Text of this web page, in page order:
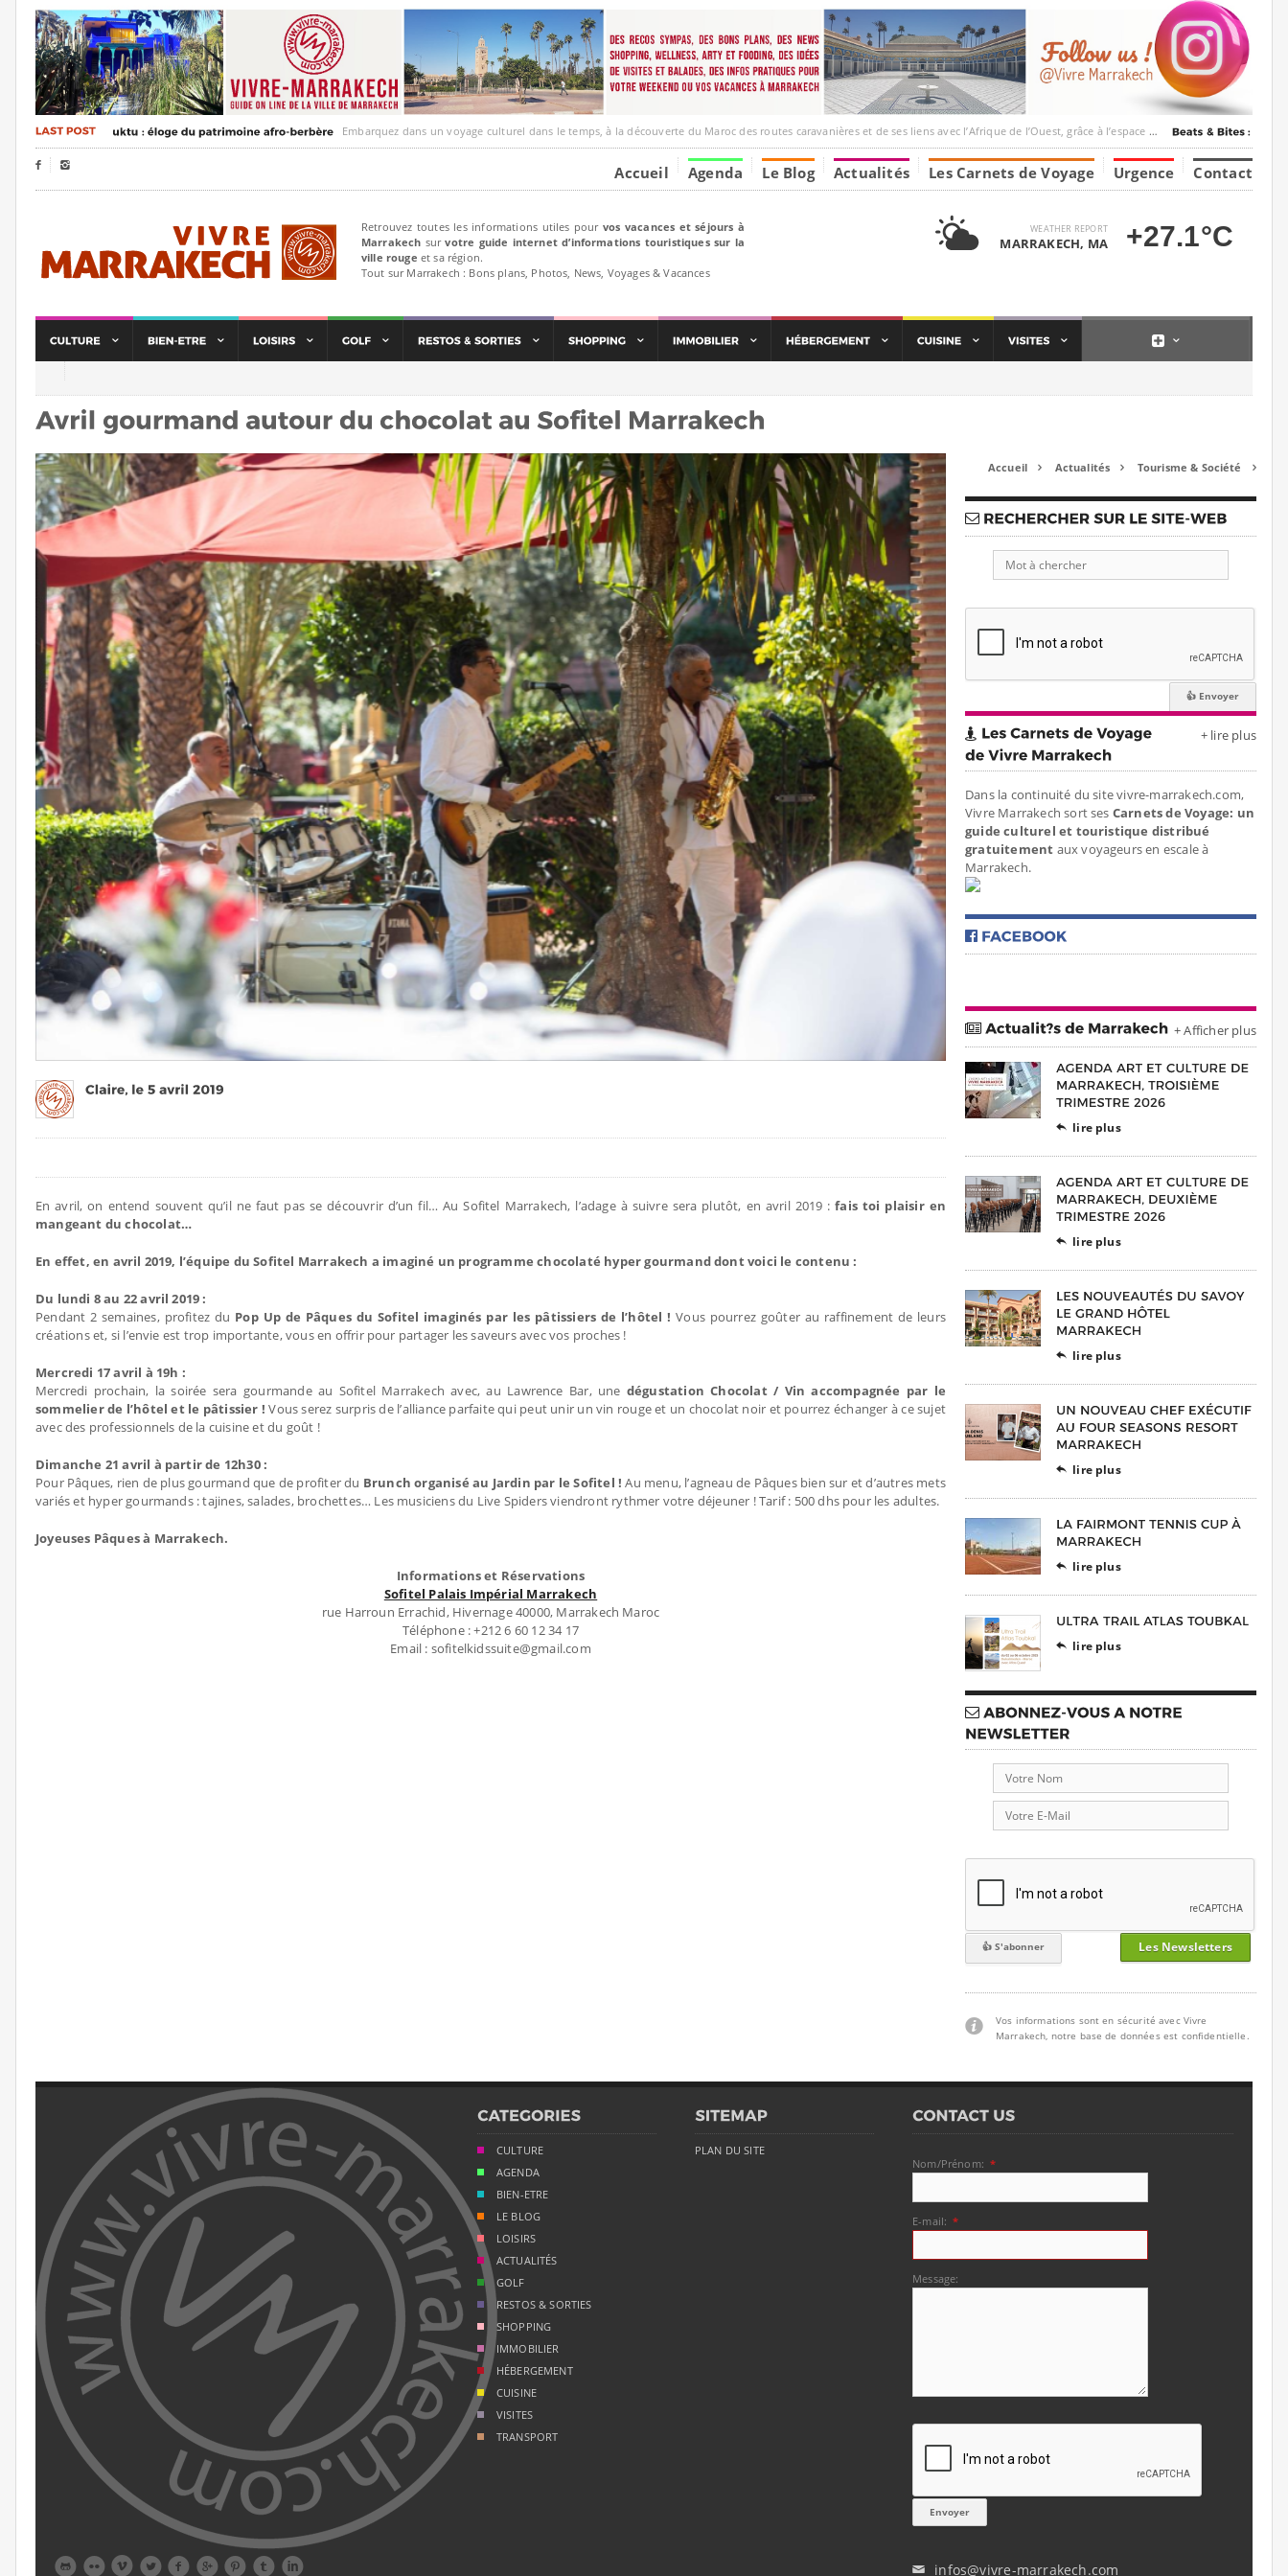
Embarquez dans un voyage culturel dans le temps, à la découverte du Maroc des routes caravanières et de ses liens avec l’Afrique de l’Ouest, grâce à l’espace Marrakesh-Tumbuktu.
  Accueil Agenda Le Blog Actualités Les Carnets de Voyage Urgence Contact
Retrouvez toutes les informations utiles pour vos vacances et séjours à
Marrakech survotre guide internet d’informations touristiques sur la
ville rouge et sa région.
Tout sur Marrakech : Bons plans, Photos, News, Voyages & Vacances
WEATHER REPORT
MARRAKECH, MA +27.1°C
En avril, on entend souvent qu’il ne faut pas se découvrir d’un fil… Au Sofitel Marrakech, l’adage à suivre sera plutôt, en avril 2019 :fais toi plaisir en
mangeant du chocolat…
En effet, en avril 2019, l’équipe du Sofitel Marrakech a imaginé un programme chocolaté hyper gourmand dont voici le contenu :
Du lundi 8 au 22 avril 2019 :
Pendant 2 semaines, profitez du Pop Up de Pâques du Sofitel imaginés par les pâtissiers de l’hôtel !Vous pourrez goûter au raffinement de leurs
créations et, si l’envie est trop importante, vous en offrir pour partager les saveurs avec vos proches !
Mercredi 17 avril à 19h :
Mercredi prochain, la soirée sera gourmande au Sofitel Marrakech avec, au Lawrence Bar, une dégustation Chocolat / Vin accompagnée par le
sommelier de l’hôtel et le pâtissier ! Vous serez surpris de l’alliance parfaite qui peut unir un vin rouge et un chocolat noir et pourrez échanger à ce sujet
avec des professionnels de la cuisine et du goût !
Dimanche 21 avril à partir de 12h30 :
Pour Pâques, rien de plus gourmand que de profiter du Brunch organisé au Jardin par le Sofitel !Au menu, l’agneau de Pâques bien sur et d’autres mets
variés et hyper gourmands : tajines, salades, brochettes… Les musiciens du Live Spiders viendront rythmer votre déjeuner ! Tarif : 500 dhs pour les adultes.
Joyeuses Pâques à Marrakech.
Informations et Réservations
Sofitel Palais Impérial Marrakech
rue Harroun Errachid, Hivernage 40000, Marrakech Maroc
Téléphone : +212 6 60 12 34 17
Email : sofitelkidssuite@gmail.com
Accueil  Actualités  Tourisme & Société 
+ lire plus
Dans la continuité du site vivre-marrakech.com,
Vivre Marrakech sort ses Carnets de Voyage: un
guide culturel et touristique distribué
gratuitement aux voyageurs en escale à
Marrakech.
+ Afficher plus
 lire plus
 lire plus
 lire plus
 lire plus
 lire plus
 lire plus
Les Newsletters
Vos informations sont en sécurité avec Vivre
Marrakech, notre base de données est confidentielle.
        
CULTURE
AGENDA
BIEN-ETRE
LE BLOG
LOISIRS
ACTUALITÉS
GOLF
RESTOS & SORTIES
SHOPPING
IMMOBILIER
HÉBERGEMENT
CUISINE
VISITES
TRANSPORT
PLAN DU SITE
Nom/Prénom: *
E-mail: *
Message:
✉ infos@vivre-marrakech.com